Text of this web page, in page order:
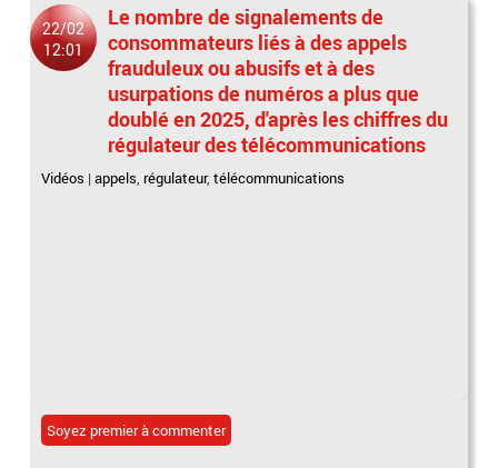
22/02
12:01
Le nombre de signalements de
consommateurs liés à des appels
frauduleux ou abusifs et à des
usurpations de numéros a plus que
doublé en 2025, d'après les chiffres du
régulateur des télécommunications
Vidéos |appels, régulateur,télécommunications
Soyez premier à commenter